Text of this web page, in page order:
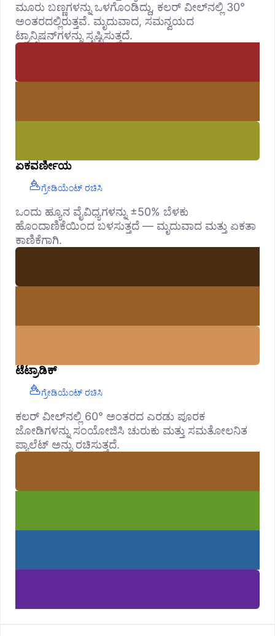
ಮೂರು ಬಣ್ಣಗಳನ್ನು ಒಳಗೊಂಡಿದ್ದು, ಕಲರ್ ವೀಲ್‌ನಲ್ಲಿ 30°
ಅಂತರದಲ್ಲಿರುತ್ತವೆ. ಮೃದುವಾದ, ಸಮನ್ವಯದ
ಟ್ರಾನ್ಸಿಷನ್‌ಗಳನ್ನು ಸೃಷ್ಟಿಸುತ್ತದೆ.
ಏಕವರ್ಣೀಯ
ಗ್ರೇಡಿಯೆಂಟ್ ರಚಿಸಿ
ಒಂದು ಹ್ಯೂನ ವೈವಿಧ್ಯಗಳನ್ನು ±50% ಬೆಳಕು
ಹೊಂದಾಣಿಕೆಯಿಂದ ಬಳಸುತ್ತದೆ — ಮೃದುವಾದ ಮತ್ತು ಏಕತಾ
ಕಾಣಿಕೆಗಾಗಿ.
ಟೆಟ್ರಾಡಿಕ್
ಗ್ರೇಡಿಯೆಂಟ್ ರಚಿಸಿ
ಕಲರ್ ವೀಲ್‌ನಲ್ಲಿ 60° ಅಂತರದ ಎರಡು ಪೂರಕ
ಜೋಡಿಗಳನ್ನು ಸಂಯೋಜಿಸಿ ಚುರುಕು ಮತ್ತು ಸಮತೋಲನಿತ
ಪ್ಯಾಲೆಟ್ ಅನ್ನು ರಚಿಸುತ್ತದೆ.